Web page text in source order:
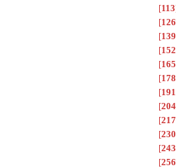
[113
[126
[139
[152
[165
[178
[191
[204
[217
[230
[243
[256